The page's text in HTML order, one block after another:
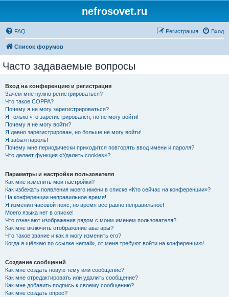
nefrosovet.ru
FAQ Вход
Регистрация
Список форумов
Часто задаваемые вопросы
Вход на конференцию и регистрация
Зачем мне нужно регистрироваться?
Что такое COPPA?
Почему я не могу зарегистрироваться?
Я только что зарегистрировался, но не могу войти!
Почему я не могу войти?
Я давно зарегистрирован, но больше не могу войти!
Я забыл пароль!
Почему мне периодически приходится повторять ввод имени и пароля?
Что делает функция «Удалить cookies»?
Параметры и настройки пользователя
Как мне изменить мои настройки?
Как избежать появления моего имени в списке «Кто сейчас на конференции»?
На конференции неправильное время!
Я изменил часовой пояс, но время всё равно неправильное!
Моего языка нет в списке!
Что означают изображения рядом с моим именем пользователя?
Как мне включить отображение аватары?
Что такое звание и как я могу изменить его?
Когда я щёлкаю по ссылке «email», от меня требуют войти на конференцию!
Создание сообщений
Как мне создать новую тему или сообщение?
Как мне отредактировать или удалить сообщение?
Как мне добавить подпись к своему сообщению?
Как мне создать опрос?